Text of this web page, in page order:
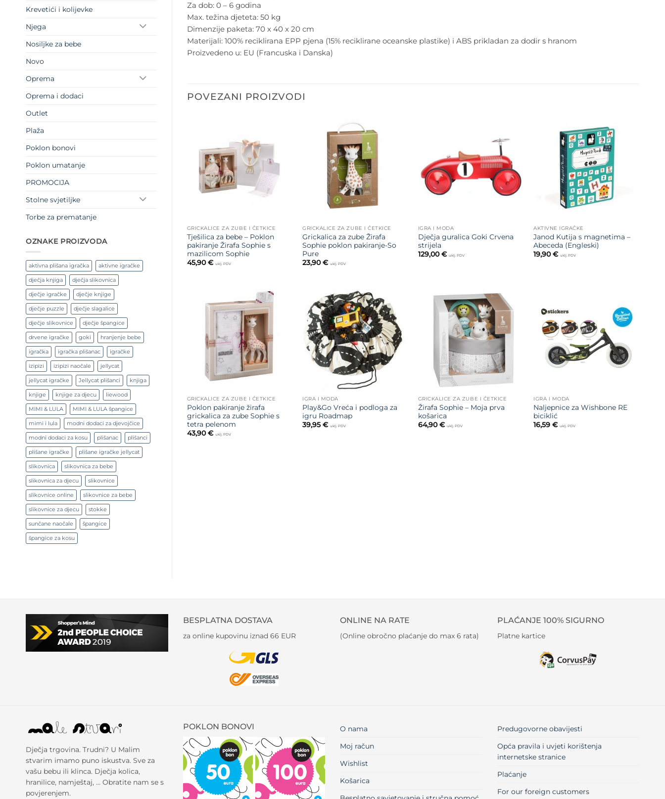
Krevetići i kolijevke
Njega
Nosiljke za bebe
Novo
Oprema
Oprema i dodaci
Outlet
Plaža
Poklon bonovi
Poklon umatanje
PROMOCIJA
Stolne svjetiljke
Torbe za prematanje
OZNAKE PROIZVODA
aktivna plišana igračka aktivne igračke
dječja knjiga dječja slikovnica
dječje igračke dječje knjige
dječje puzzle dječje slagalice
dječje slikovnice dječje špangice
drvene igračke goki hranjenje bebe
igračka igračka plišanac igračke
izipizi izipizi naočale jellycat
jellycat igračke Jellycat plišanci knjiga
knjige knjige za djecu liewood
MIMI & LULA MIMI & LULA špangice
mimi i lula modni dodaci za djevojčice
modni dodaci za kosu plišanac plišanci
plišane igračke plišane igračke jellycat
slikovnica slikovnica za bebe
slikovnica za djecu slikovnice
slikovnice online slikovnice za bebe
slikovnice za djecu stokke
sunčane naočale špangice
špangice za kosu
Za dob: 0 – 6 godina
Max. težina djeteta: 50 kg
Dimenzije paketa: 70 x 40 x 20 cm
Materijali: 100% reciklirana EPP pjena (15% reciklirane oceanske plastike) i ABS prikladan za dodir s hranom
Proizvedeno u: EU (Francuska i Danska)
POVEZANI PROIZVODI
na listu
GRICKALICE ZA ZUBE I ČETKICE
Tješilica za bebe – Poklon
pakiranje Žirafa Sophie s
mazilicom Sophie
45,90€ uklj. PDV
GRICKALICE ZA ZUBE I ČETKICE
Grickalica za zube Žirafa
Sophie poklon pakiranje-So
Pure
23,90€ uklj. PDV
Dodajte
na listu
želja
IGRA I MODA
Dječja guralica Goki Crvena
strijela
129,00€ uklj. PDV
Dodajte
na listu
AKTIVNE IGRAČKE
Janod Kutija s magnetima –
Abeceda (Engleski)
19,90€ uklj. PDV
Dodajte
GRICKALICE ZA ZUBE I ČETKICE
Poklon pakiranje žirafa
grickalica za zube Sophie s
tetra pelenom
43,90€ uklj. PDV
Dodajte
na listu
želja
IGRA I MODA
Play&Go Vreća i podloga za
igru Roadmap
39,95€ uklj. PDV
Dodajte
na listu
želja
GRICKALICE ZA ZUBE I ČETKICE
Žirafa Sophie – Moja prva
košarica
64,90€ uklj. PDV
Dodajte
na listu
želja
IGRA I MODA
Naljepnice za Wishbone RE
biciklić
16,59€ uklj. PDV
BESPLATNA DOSTAVA
za online kupovinu iznad 66 EUR
ONLINE NA RATE
(Online obročno plaćanje do max 6 rata)
PLAĆANJE 100% SIGURNO
Platne kartice
Dječja trgovina. Trudni? U Malim
stvarim imamo puno iskustva. Sve za
vašu bebu ili klinca. Dječja kolica,
hranilice, namještaj, … Obratite nam se s
povjerenjem.
POKLON BONOVI
O nama
Moj račun
Wishlist
Košarica
Predugovorne obavijesti
Opća pravila i uvjeti korištenja
internetske stranice
Plaćanje
For our foreign customers